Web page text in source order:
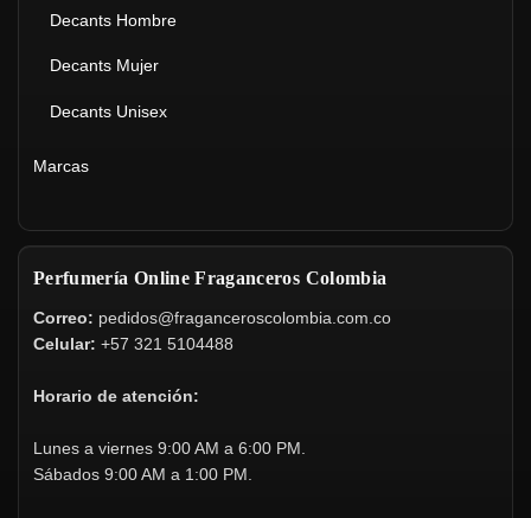
Decants Hombre
Decants Mujer
Decants Unisex
Marcas
Perfumería Online Fraganceros Colombia
Correo: pedidos@fraganceroscolombia.com.co
Celular: +57 321 5104488
Horario de atención:
Lunes a viernes 9:00 AM a 6:00 PM.
Sábados 9:00 AM a 1:00 PM.